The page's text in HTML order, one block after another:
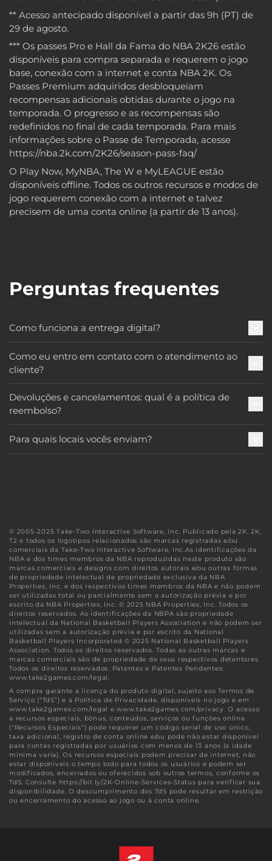
** Acesso antecipado disponível a partir das 9h (PT) de
29 de agosto.
*** Os passes Pro e Hall da Fama do NBA 2K26 estão
disponíveis para compra separada e requerem o jogo
base, conexão com a internet e conta NBA 2K. Os
Passes Premium adquiridos desbloqueiam
recompensas adicionais obtidas durante o jogo na
temporada. O progresso e as recompensas são
redefinidos no final de cada temporada. Para mais
informações sobre o Passe de Temporada, acesse
https://nba.2k.com/2K26/season-pass-faq/
O Play Now, MyNBA, The W e MyLEAGUE estão
disponíveis offline. Todos os outros recursos e modos de
jogo requerem conexão com a internet e talvez
precisem de uma conta online (a partir de 13 anos).
Perguntas frequentes
Como funciona a entrega digital?
Como eu entro em contato com o atendimento ao
cliente?
Devoluções e cancelamentos: qual é a política de
reembolso?
Para quais locais vocês enviam?
© 2005-2025 Take-Two Interactive Software, Inc. Publicado pela 2K. 2K,
T2 e todos os logotipos relacionados são marcas registradas e/ou
comerciais da Take-Two Interactive Software, Inc.As identificações da
NBA e dos times membros da NBA reproduzidas neste produto são
marcas comerciais e designs com direitos autorais e/ou outras formas
de propriedade intelectual de propriedade exclusiva da NBA
Properties, Inc. e dos respectivos times membros da NBA e não podem
ser utilizadas total ou parcialmente sem a autorização prévia e por
escrito da NBA Properties, Inc. © 2025 NBA Properties, Inc. Todos os
direitos reservados. As identificações da NBPA são propriedade
intelectual da National Basketball Players Association e não podem ser
utilizadas sem a autorização prévia e por escrito da National
Basketball Players Incorporated © 2025 National Basketball Players
Association. Todos os direitos reservados. Todas as outras marcas e
marcas comerciais são de propriedade de seus respectivos detentores.
Todos os direitos reservados. Patentes e Patentes Pendentes:
www.take2games.com/legal.
A compra garante a licença do produto digital, sujeito aos Termos de
Serviço (“TdS”) e à Política de Privacidade, disponíveis no jogo e em
www.take2games.com/legal e www.take2games.com/privacy. O acesso
a recursos especiais, bônus, conteúdos, serviços ou funções online
(“Recursos Especiais”) pode requerer um código serial de uso único,
taxa adicional, registro de conta online e/ou pode não estar disponível
para contas registradas por usuários com menos de 13 anos (a idade
mínima varia). Os recursos especiais podem precisar de internet, não
estar disponíveis o tempo todo para todos os usuários e podem ser
modificados, encerrados ou oferecidos sob outros termos, conforme os
TdS. Consulte https://bit.ly/2K-Online-Services-Status para verificar sua
disponibilidade. O descumprimento dos TdS pode resultar em restrição
ou encerramento do acesso ao jogo ou à conta online.